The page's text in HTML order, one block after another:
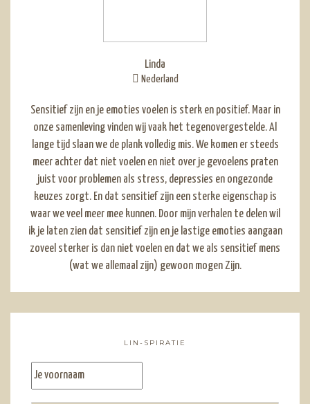
Linda
Nederland
Sensitief zijn en je emoties voelen is sterk en positief. Maar in
onze samenleving vinden wij vaak het tegenovergestelde. Al
lange tijd slaan we de plank volledig mis. We komen er steeds
meer achter dat niet voelen en niet over je gevoelens praten
juist voor problemen als stress, depressies en ongezonde
keuzes zorgt. En dat sensitief zijn een sterke eigenschap is
waar we veel meer mee kunnen. Door mijn verhalen te delen wil
ik je laten zien dat sensitief zijn en je lastige emoties aangaan
zoveel sterker is dan niet voelen en dat we als sensitief mens
(wat we allemaal zijn) gewoon mogen Zijn.
LIN-SPIRATIE